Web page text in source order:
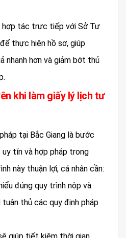
hợp tác trực tiếp với Sở Tư
thực hiện hồ sơ, giúp
nhanh hơn và giảm bớt thủ
khi làm giấy lý lịch tư
tại Bắc Giang là bước
tín và hợp pháp trong
này thuận lợi, cá nhân cần:
đúng quy trình nộp và
thủ các quy định pháp